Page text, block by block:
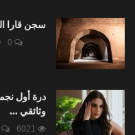
سجن قارا
درة أول
وثائقي ...